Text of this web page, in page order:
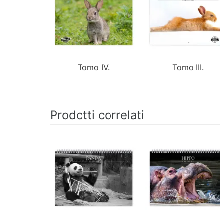
Tomo IV. Tomo III.
Prodotti correlati